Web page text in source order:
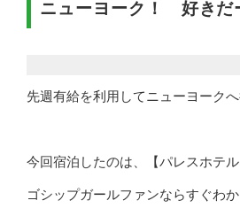
ニューヨーク！ 好きだ
先週有給を利用してニューヨークへ
今回宿泊したのは、【パレスホテル
ゴシップガールファンならすぐわ